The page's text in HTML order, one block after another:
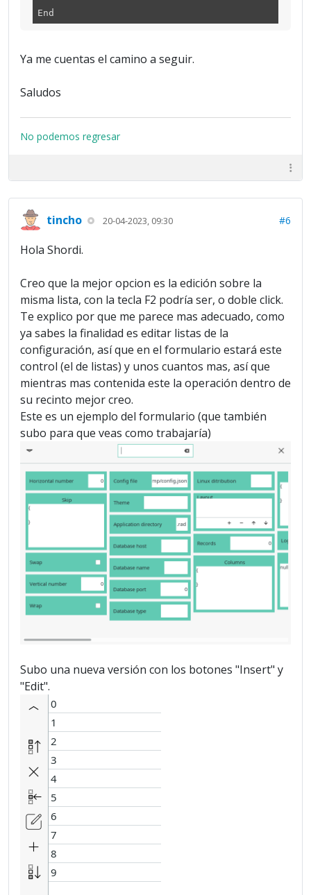
End
Ya me cuentas el camino a seguir.
Saludos
No podemos regresar
tincho 20-04-2023, 09:30 #6
Hola Shordi.
Creo que la mejor opcion es la edición sobre la
misma lista, con la tecla F2 podría ser, o doble click.
Te explico por que me parece mas adecuado, como
ya sabes la finalidad es editar listas de la
configuración, así que en el formulario estará este
control (el de listas) y unos cuantos mas, así que
mientras mas contenida este la operación dentro de
su recinto mejor creo.
Este es un ejemplo del formulario (que también
subo para que veas como trabajaría)
Subo una nueva versión con los botones "Insert" y
"Edit".